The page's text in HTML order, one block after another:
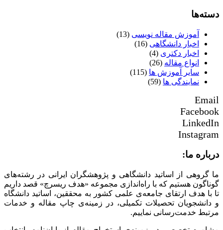
دسته‌ها
آموزش مقاله نویسی (13)
اخبار دانشگاهی (16)
اخبار دکتری (4)
انواع مقاله (26)
سایر آموزش ها (115)
نمایندگی ها (59)
Email
Facebook
LinkedIn
Instagram
درباره ما:
ما گروهی از اساتید دانشگاهی و پژوهشگران ایرانی در رشته‌های
گوناگون هستیم که با راه‌اندازی مجموعه «هدف ریسرچ» قصد داریم
تا با هدف ارتقای جامعه‌ی علمی کشور به محققین، اساتید دانشگاه
و دانشجویان تحصیلات تکمیلی، در زمینه‌ی چاپ مقاله و خدمات
مرتبط خدمت‌رسانی نماییم.